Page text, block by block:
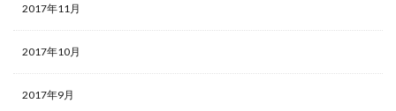
2017年11月
2017年10月
2017年9月